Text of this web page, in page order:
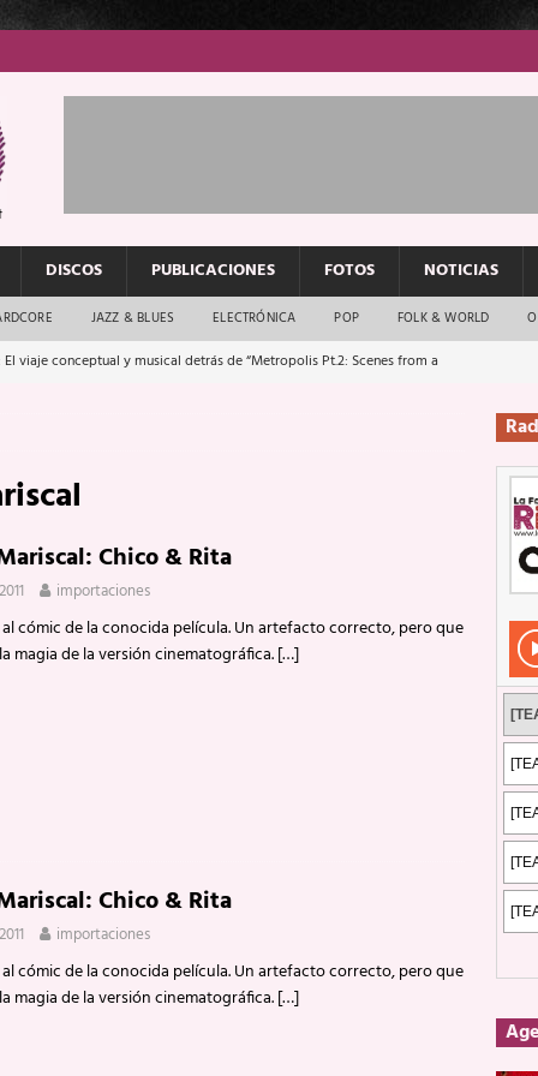
DISCOS PUBLICACIONES FOTOS NOTICIAS
JAZZ & BLUES ELECTRÓNICA POP FOLK & WORLD
El viaje conceptual y musical detrás de “Metropolis Pt.2: Scenes from a
El rock urbano sigue en buenas manos
que van a escucharte te saludan
Rockeros certificados
ENTREVISTAS
2 de mayo de 2026 en Fuengirola
Su ‘aullido’ retumbó ferozmente en Fuengirola.
Chico & Rita
importaciones
cómic de la conocida película. Un artefacto correcto, pero que
magia de la versión cinematográfica.[…]
Chico & Rita
importaciones
cómic de la conocida película. Un artefacto correcto, pero que
magia de la versión cinematográfica.[…]